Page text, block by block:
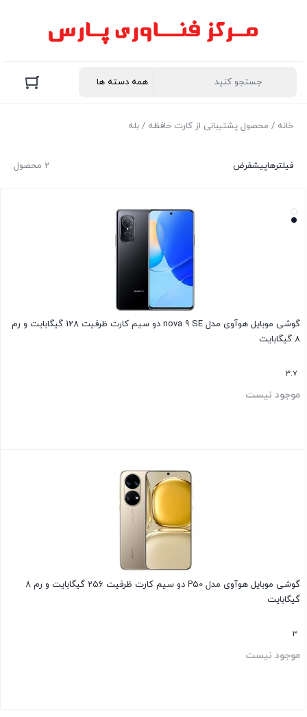
خانه / محصول پشتيبانی از کارت حافظه / بله
2 محصول فیلترهاپیشفرض
گوشی موبایل هوآوی مدل nova 9 SE دو سیم کارت ظرفیت 128 گیگابایت و رم
8 گیگابایت
3.7
موجود نیست
گوشی موبایل هوآوی مدل P50 دو سیم کارت ظرفیت 256 گیگابایت و رم 8
گیگابایت
3
موجود نیست